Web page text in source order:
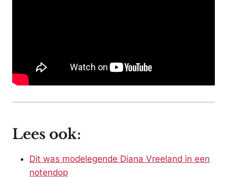
Lees ook:
Dit was modelegende Diana Vreeland in een
notendop